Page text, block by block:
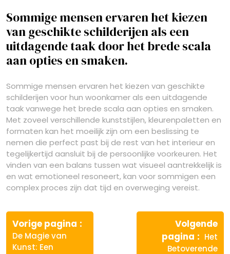
Sommige mensen ervaren het kiezen
van geschikte schilderijen als een
uitdagende taak door het brede scala
aan opties en smaken.
Sommige mensen ervaren het kiezen van geschikte
schilderijen voor hun woonkamer als een uitdagende
taak vanwege het brede scala aan opties en smaken.
Met zoveel verschillende kunststijlen, kleurenpaletten en
formaten kan het moeilijk zijn om een beslissing te
nemen die perfect past bij de rest van het interieur en
tegelijkertijd aansluit bij de persoonlijke voorkeuren. Het
vinden van een balans tussen wat visueel aantrekkelijk is
en wat emotioneel resoneert, kan voor sommigen een
complex proces zijn dat tijd en overweging vereist.
Berichtnavigatie
Vorige pagina
De Magie van
Kunst: Een
Volgende
pagina
Het
Betoverende